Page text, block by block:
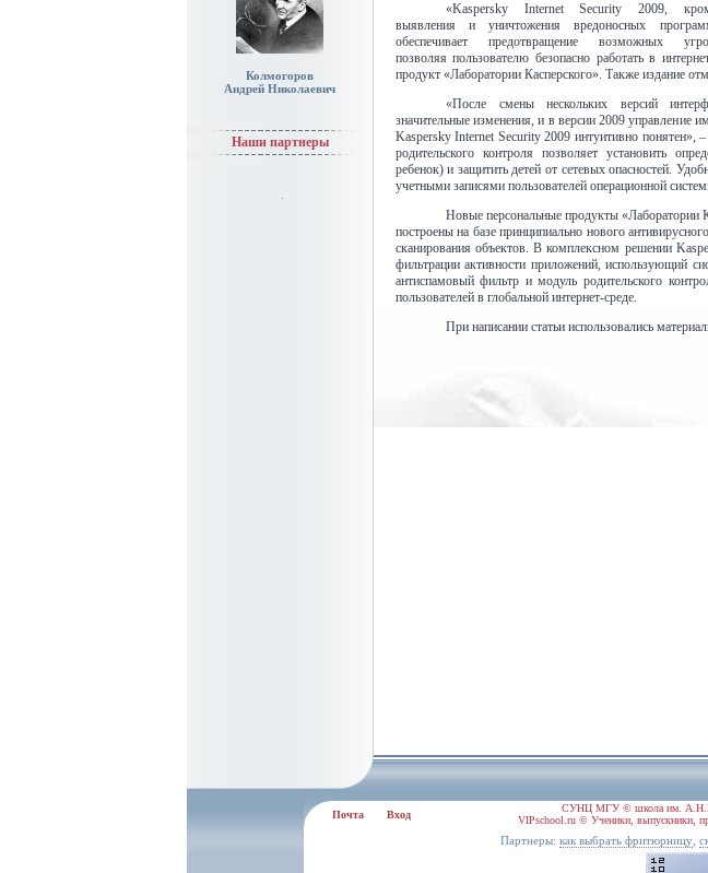
Колмогоров
Андрей Николаевич
Наши партнеры
«Kaspersky Internet Security 2009,
выявления и уничтожения вредоносных
обеспечивает предотвращение возможных
позволяя пользователю безопасно работать в
продукт «Лаборатории Касперского». Также издание
«После смены нескольких версий
значительные изменения, и в версии 2009 управление
Kaspersky Internet Security 2009 интуитивно понятен»,
родительского контроля позволяет установить
ребенок) и защитить детей от сетевых опасностей.
учетными записями пользователей операционной
Новые персональные продукты «Лаборатории
построены на базе принципиально нового
сканирования объектов. В комплексном решении
фильтрации активности приложений, использующий
антиспамовый фильтр и модуль родительского
пользователей в глобальной интернет-среде.
При написании статьи использовались
Почта Вход
СУНЦ МГУ © школа им.
VIPschool.ru © Ученики, выпускники,
Партнеры: как выбрать фритюрницу,